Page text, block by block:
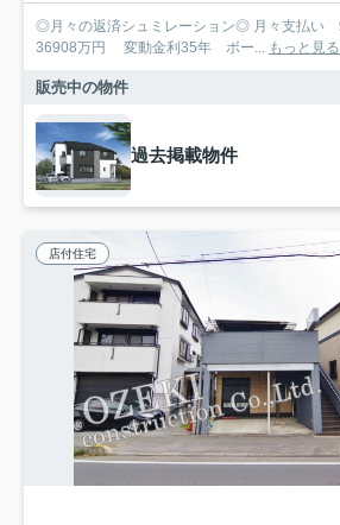
◎月々の返済シュミレーション◎ 月々支払い 93,762円 借り入れ額
36908万円 変動金利35年 ボー... もっと見る
販売中の物件
過去掲載物件
店付住宅